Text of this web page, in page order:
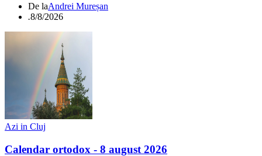
De laAndrei Mureșan
.8/8/2026
Azi in Cluj
Calendar ortodox - 8 august 2026